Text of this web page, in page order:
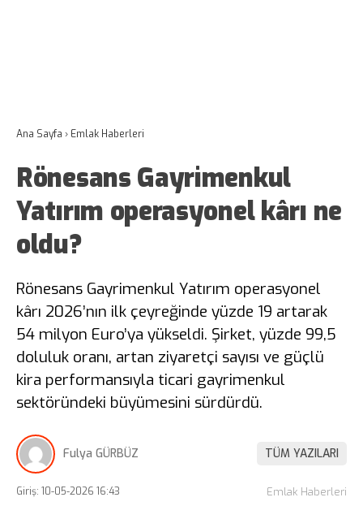
Ana Sayfa › Emlak Haberleri
Rönesans Gayrimenkul
Yatırım operasyonel kârı ne
oldu?
Rönesans Gayrimenkul Yatırım operasyonel
kârı 2026’nın ilk çeyreğinde yüzde 19 artarak
54 milyon Euro’ya yükseldi. Şirket, yüzde 99,5
doluluk oranı, artan ziyaretçi sayısı ve güçlü
kira performansıyla ticari gayrimenkul
sektöründeki büyümesini sürdürdü.
Fulya GÜRBÜZ TÜM YAZILARI
Giriş: 10-05-2026 16:43 Emlak Haberleri